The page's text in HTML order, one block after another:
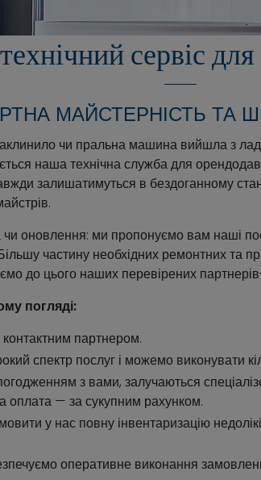
сервіс для
МАЙСТЕРНІСТЬ ТА
чи пральна машина вийшла з
наша технічна служба для
залишатимуться в бездоганному
оновлення: ми пропонуємо вам наші
частину необхідних ремонтних та
до цього наших перевірених
погляді:
партнером.
спектр послуг і можемо виконувати
з вами, залучаються
оплата — за сукупним рахунком.
у нас повну інвентаризацію
оперативне виконання